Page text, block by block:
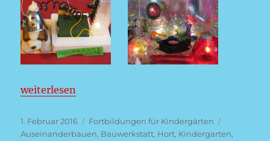
„Schrott wird lebendig: Dinge
weiterlesen
Veröffentlicht
am
1. Februar 2016 Kategorien
Fortbildungen für Kindergärten
Auseinanderbauen, Bauwerkstatt, Hort, Kindergarten,